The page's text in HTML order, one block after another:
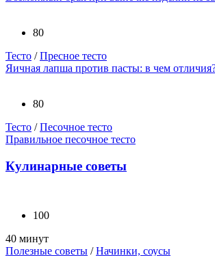
80
Тесто /Пресное тесто
Яичная лапша против пасты: в чем
80
Тесто /Песочное тесто
Правильное песочное тесто
Кулинарные советы
100
40 минут
Полезные советы /Начинки, соусы